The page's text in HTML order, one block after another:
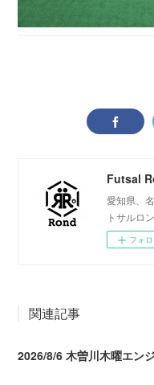
Futsal
愛知県、
トサルロ
フォ
関連記事
2026/8/6 木曽川木曜エン